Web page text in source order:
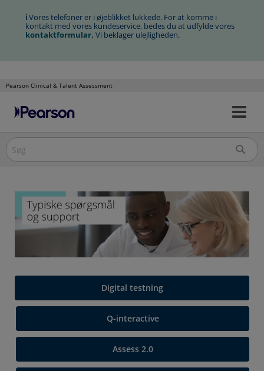
ℹVores telefoner er i øjeblikket lukkede. For at komme i
kontakt med vores kundeservice, bedes du at udfylde vores
kontaktformular. Vi beklager ulejligheden.
Pearson Clinical & Talent Assessment
Slå
Spring
til
indholdet
Digital testning
Q-interactive
Assess 2.0